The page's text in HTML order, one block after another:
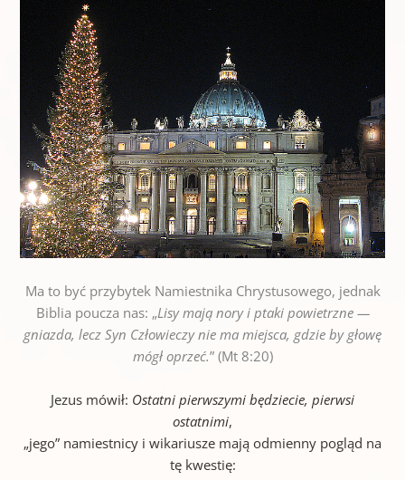
Ma to być przybytek Namiestnika Chrystusowego, jednak
Biblia poucza nas: „Lisy mają nory i ptaki powietrzne —
gniazda, lecz Syn Człowieczy nie ma miejsca, gdzie by głowę
mógł oprzeć.” (Mt 8:20)
Jezus mówił: Ostatni pierwszymi będziecie, pierwsi
ostatnimi,
„jego” namiestnicy i wikariusze mają odmienny pogląd na
tę kwestię: